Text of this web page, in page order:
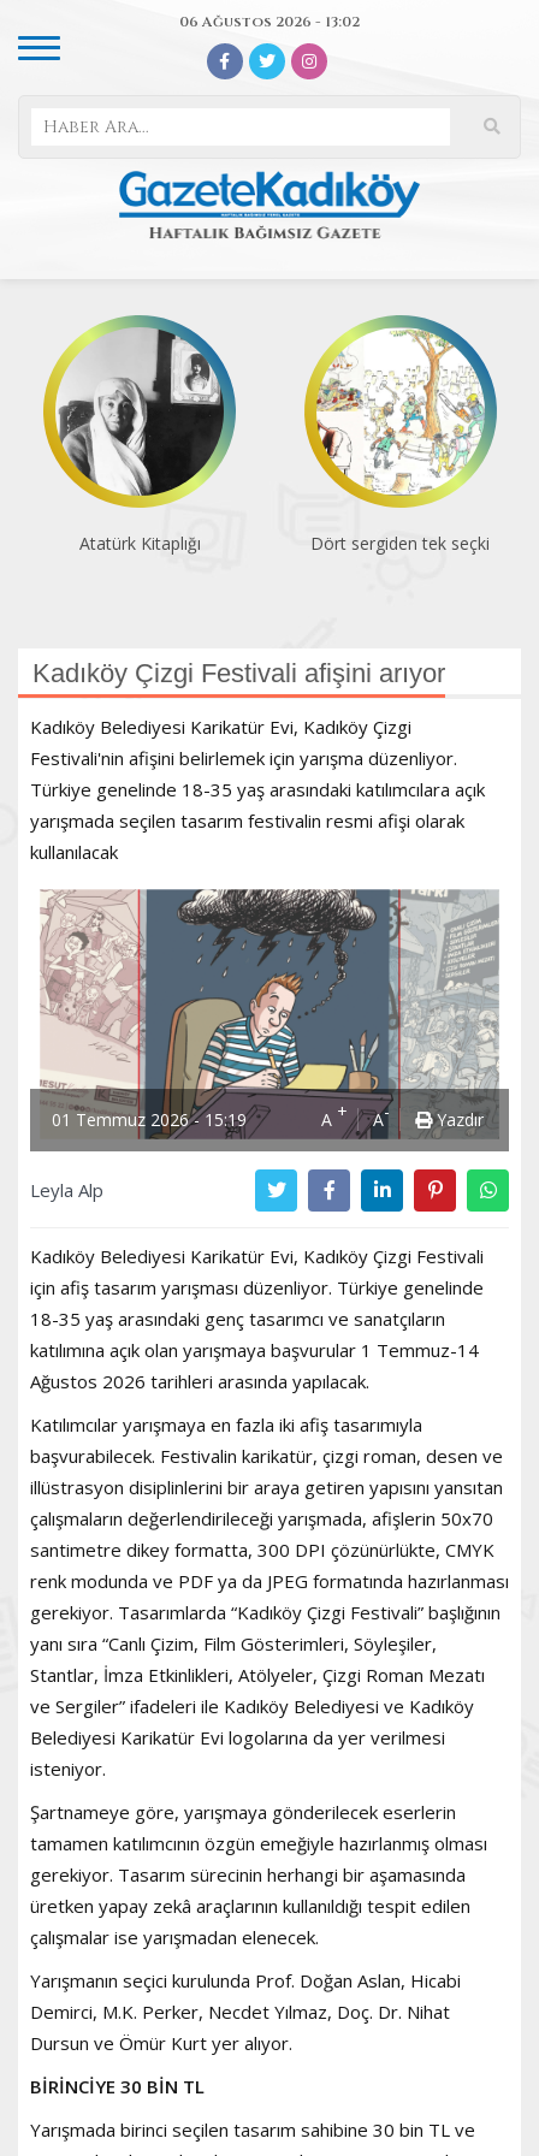
06 Ağustos 2026 - 13:02
Atatürk Kitaplığı Dört sergiden tek seçki
Kadıköy Çizgi Festivali afişini arıyor
Kadıköy Belediyesi Karikatür Evi, Kadıköy Çizgi
Festivali'nin afişini belirlemek için yarışma düzenliyor.
Türkiye genelinde 18-35 yaş arasındaki katılımcılara açık
yarışmada seçilen tasarım festivalin resmi afişi olarak
kullanılacak
01 Temmuz 2026 - 15:19 A + A- Yazdır
Leyla Alp
Kadıköy Belediyesi Karikatür Evi, Kadıköy Çizgi Festivali
için afiş tasarım yarışması düzenliyor. Türkiye genelinde
18-35 yaş arasındaki genç tasarımcı ve sanatçıların
katılımına açık olan yarışmaya başvurular 1 Temmuz-14
Ağustos 2026 tarihleri arasında yapılacak.
Katılımcılar yarışmaya en fazla iki afiş tasarımıyla
başvurabilecek. Festivalin karikatür, çizgi roman, desen ve
illüstrasyon disiplinlerini bir araya getiren yapısını yansıtan
çalışmaların değerlendirileceği yarışmada, afişlerin 50x70
santimetre dikey formatta, 300 DPI çözünürlükte, CMYK
renk modunda ve PDF ya da JPEG formatında hazırlanması
gerekiyor. Tasarımlarda “Kadıköy Çizgi Festivali” başlığının
yanı sıra “Canlı Çizim, Film Gösterimleri, Söyleşiler,
Stantlar, İmza Etkinlikleri, Atölyeler, Çizgi Roman Mezatı
ve Sergiler” ifadeleri ile Kadıköy Belediyesi ve Kadıköy
Belediyesi Karikatür Evi logolarına da yer verilmesi
isteniyor.
Şartnameye göre, yarışmaya gönderilecek eserlerin
tamamen katılımcının özgün emeğiyle hazırlanmış olması
gerekiyor. Tasarım sürecinin herhangi bir aşamasında
üretken yapay zekâ araçlarının kullanıldığı tespit edilen
çalışmalar ise yarışmadan elenecek.
Yarışmanın seçici kurulunda Prof. Doğan Aslan, Hicabi
Demirci, M.K. Perker, Necdet Yılmaz, Doç. Dr. Nihat
Dursun ve Ömür Kurt yer alıyor.
BİRİNCİYE 30 BİN TL
Yarışmada birinci seçilen tasarım sahibine 30 bin TL ve